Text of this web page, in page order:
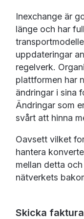
Inexchange är
länge och har
uppdateringar
regelverk.
plattformen har
ändringar i sina
Ändringar som
svårt att hinna
Oavsett vilket
hantera
mellan detta
nätverkets
Skicka